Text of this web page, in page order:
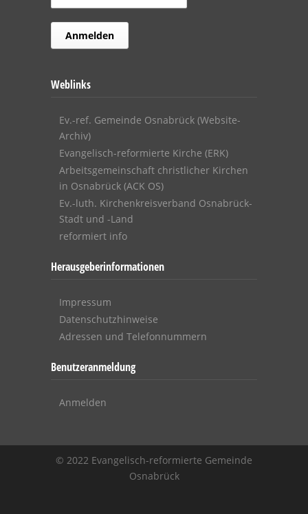
Weblinks
Ev.-ref. Gemeinde Osnabrück (Website-
Archiv)
Evangelisch-reformierte Kirche (ERK)
Arbeitsgemeinschaft christlicher Kirchen
in Osnabrück (ACK OS)
Ev.-luth. Kirchenkreisverband Osnabrück-
Stadt und -Land
reformiert info
Herausgeberinformationen
Impressum
Datenschutzhinweise
Adressen und Telefonnummern
Benutzeranmeldung
Anmelden
© 2022 Evangelisch-reformierte Gemeinde
Osnabrück